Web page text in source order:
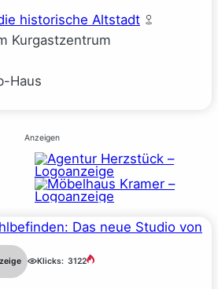
historische Altstadt
Kurgastzentrum
Haus
Anzeigen
Klicks: 3122